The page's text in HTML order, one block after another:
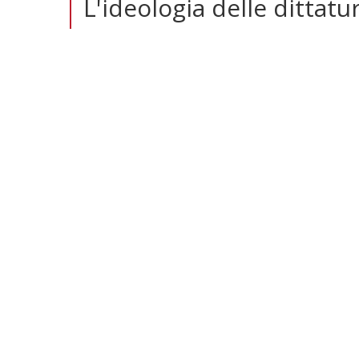
L'ideologia delle